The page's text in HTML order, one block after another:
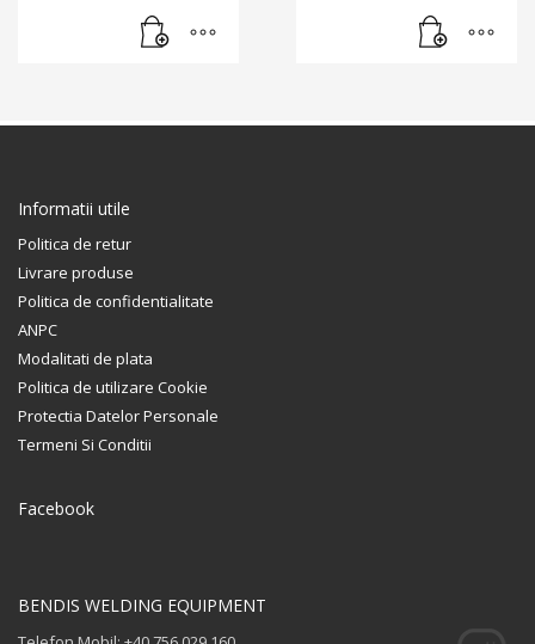
Informatii utile
Politica de retur
Livrare produse
Politica de confidentialitate
ANPC
Modalitati de plata
Politica de utilizare Cookie
Protectia Datelor Personale
Termeni Si Conditii
Facebook
BENDIS WELDING EQUIPMENT